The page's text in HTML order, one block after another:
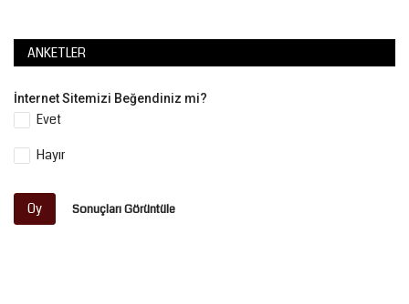
ANKETLER
İnternet Sitemizi Beğendiniz mi?
Evet
Hayır
Oy Sonuçları Görüntüle